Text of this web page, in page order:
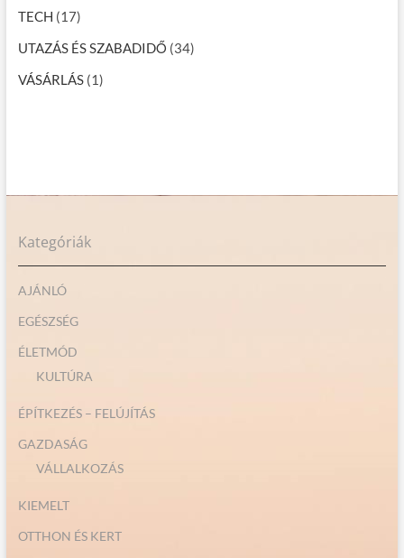
TECH (17)
UTAZÁS ÉS SZABADIDŐ (34)
VÁSÁRLÁS(1)
Kategóriák
AJÁNLÓ
EGÉSZSÉG
ÉLETMÓD
KULTÚRA
ÉPÍTKEZÉS – FELÚJÍTÁS
GAZDASÁG
VÁLLALKOZÁS
KIEMELT
OTTHON ÉS KERT